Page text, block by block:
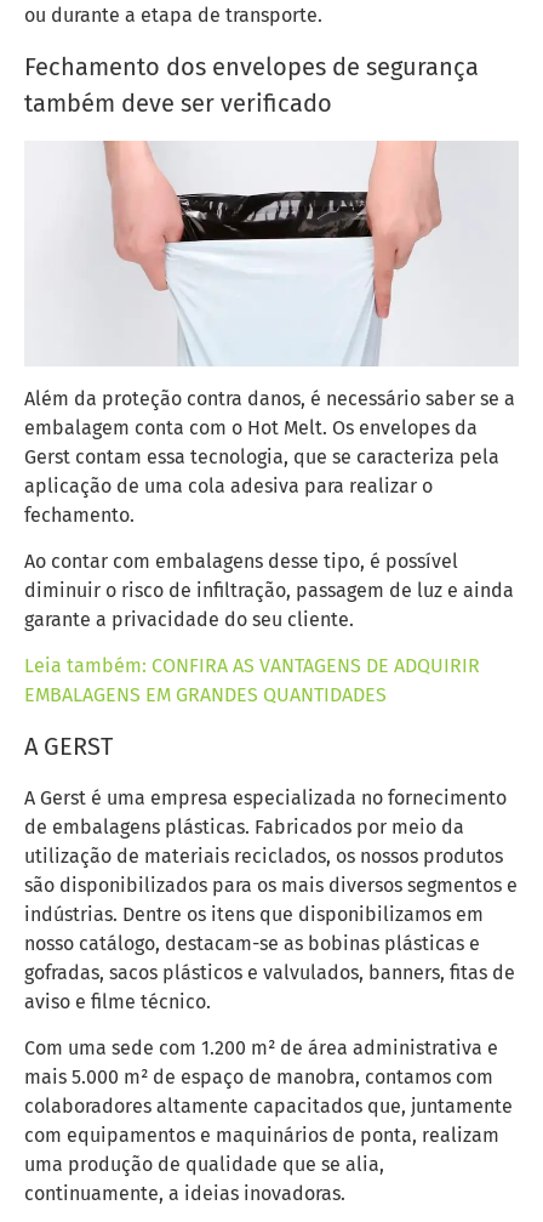
ou durante a etapa de transporte.
Fechamento dos envelopes de segurança
também deve ser verificado
Além da proteção contra danos, é necessário saber se a
embalagem conta com o Hot Melt. Os envelopes da
Gerst contam essa tecnologia, que se caracteriza pela
aplicação de uma cola adesiva para realizar o
fechamento.
Ao contar com embalagens desse tipo, é possível
diminuir o risco de infiltração, passagem de luz e ainda
garante a privacidade do seu cliente.
Leia também: CONFIRA AS VANTAGENS DE ADQUIRIR
EMBALAGENS EM GRANDES QUANTIDADES
A GERST
A Gerst é uma empresa especializada no fornecimento
de embalagens plásticas. Fabricados por meio da
utilização de materiais reciclados, os nossos produtos
são disponibilizados para os mais diversos segmentos e
indústrias. Dentre os itens que disponibilizamos em
nosso catálogo, destacam-se as bobinas plásticas e
gofradas, sacos plásticos e valvulados, banners, fitas de
aviso e filme técnico.
Com uma sede com 1.200 m² de área administrativa e
mais 5.000 m² de espaço de manobra, contamos com
colaboradores altamente capacitados que, juntamente
com equipamentos e maquinários de ponta, realizam
uma produção de qualidade que se alia,
continuamente, a ideias inovadoras.